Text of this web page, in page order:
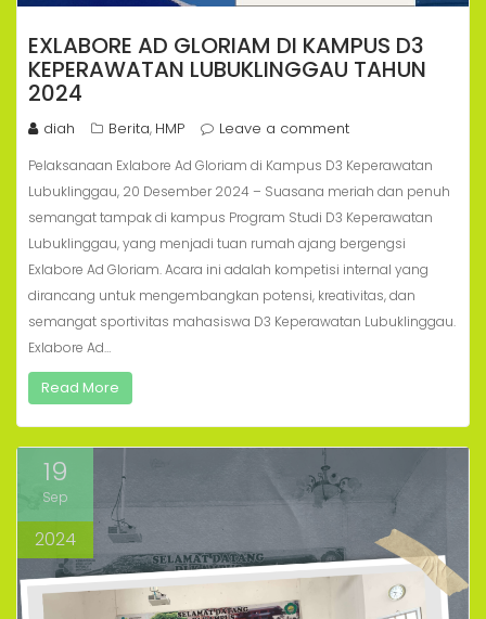
EXLABORE AD GLORIAM DI KAMPUS D3
KEPERAWATAN LUBUKLINGGAU TAHUN
2024
diah Berita, HMP Leave a comment
Pelaksanaan Exlabore Ad Gloriam di Kampus D3 Keperawatan
Lubuklinggau, 20 Desember 2024 – Suasana meriah dan penuh
semangat tampak di kampus Program Studi D3 Keperawatan
Lubuklinggau, yang menjadi tuan rumah ajang bergengsi
Exlabore Ad Gloriam. Acara ini adalah kompetisi internal yang
dirancang untuk mengembangkan potensi, kreativitas, dan
semangat sportivitas mahasiswa D3 Keperawatan Lubuklinggau.
Exlabore Ad…
Read More
19
Sep
2024